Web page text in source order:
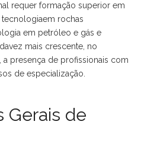
requer formação superior em
tecnologiaem rochas
em petróleo e gás e
mais crescente, no
presença de profissionais com
de especialização.
Gerais de